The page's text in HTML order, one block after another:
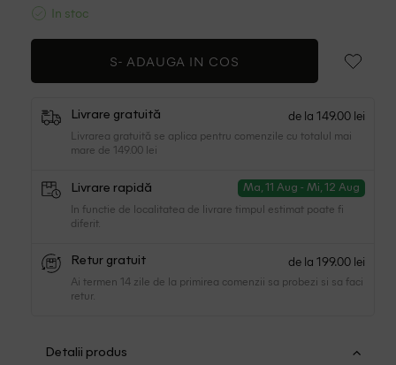
In stoc
S- ADAUGA IN COS
Livrare gratuită de la 149.00 lei
Livrarea gratuită se aplica pentru comenzile cu totalul mai
mare de 149.00 lei
Livrare rapidă Ma, 11 Aug - Mi, 12 Aug
In functie de localitatea de livrare timpul estimat poate fi
diferit.
Retur gratuit de la 199.00 lei
Ai termen 14 zile de la primirea comenzii sa probezi si sa faci
retur.
Detalii produs